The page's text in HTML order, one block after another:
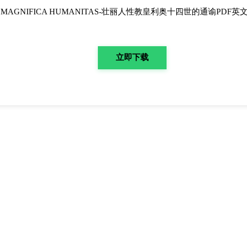
MAGNIFICA HUMANITAS-壮丽人性教皇利奥十四世的通谕PDF英
立即下载